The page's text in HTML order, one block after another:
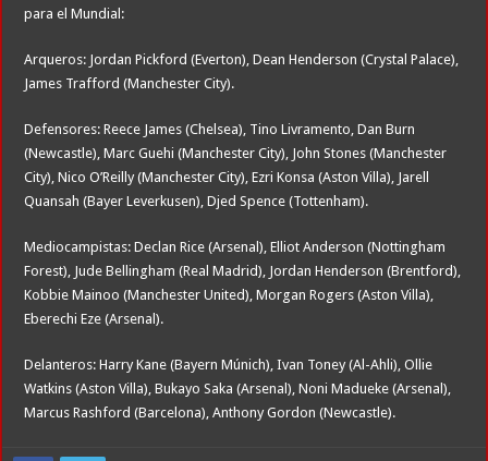
para el Mundial:
Arqueros: Jordan Pickford (Everton), Dean Henderson (Crystal Palace),
James Trafford (Manchester City).
Defensores: Reece James (Chelsea), Tino Livramento, Dan Burn
(Newcastle), Marc Guehi (Manchester City), John Stones (Manchester
City), Nico O’Reilly (Manchester City), Ezri Konsa (Aston Villa), Jarell
Quansah (Bayer Leverkusen), Djed Spence (Tottenham).
Mediocampistas: Declan Rice (Arsenal), Elliot Anderson (Nottingham
Forest), Jude Bellingham (Real Madrid), Jordan Henderson (Brentford),
Kobbie Mainoo (Manchester United), Morgan Rogers (Aston Villa),
Eberechi Eze (Arsenal).
Delanteros: Harry Kane (Bayern Múnich), Ivan Toney (Al-Ahli), Ollie
Watkins (Aston Villa), Bukayo Saka (Arsenal), Noni Madueke (Arsenal),
Marcus Rashford (Barcelona), Anthony Gordon (Newcastle).